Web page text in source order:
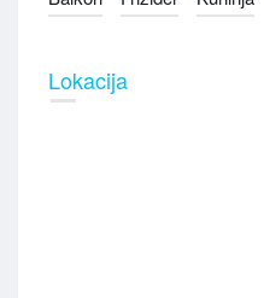
Lokacija